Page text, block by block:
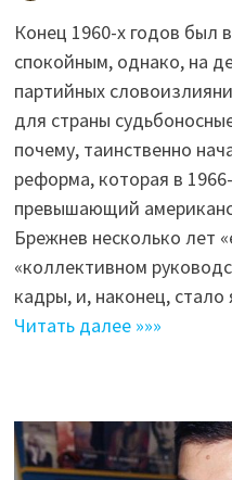
Конец 1960-х годов был
спокойным, однако, на
партийных
для страны
почему, таинственно
реформа, которая в
превышающий
Брежнев несколько лет
«коллективном
кадры, и, наконец,
Читать далее »»»